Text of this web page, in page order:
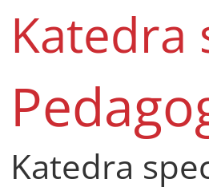
Katedra
Katedra